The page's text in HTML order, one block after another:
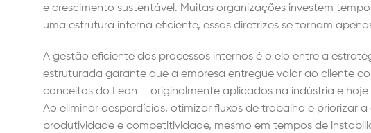
e crescimento sustentável. Muitas organizações investem
uma estrutura interna eficiente, essas diretrizes se tornam
A gestão eficiente dos processos internos é o elo entre a
estruturada garante que a empresa entregue valor ao cliente
conceitos do Lean – originalmente aplicados na indústria e
Ao eliminar desperdícios, otimizar fluxos de trabalho e priorizar
produtividade e competitividade, mesmo em tempos de